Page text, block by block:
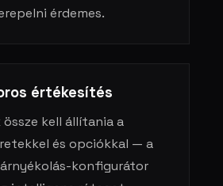
érdemes.
értékesítés
össze kell állítania a
és opciókkal — a
konfigurátor